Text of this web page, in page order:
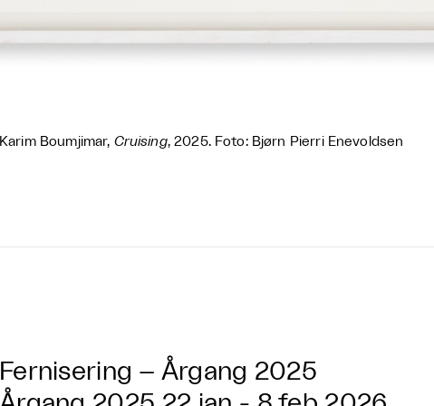
Karim Boumjimar, Cruising, 2025. Foto: Bjørn Pierri Enevoldsen
Fernisering – Årgang 2025